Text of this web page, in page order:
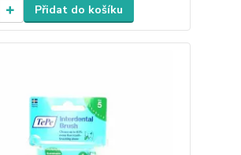
Přidat do košíku